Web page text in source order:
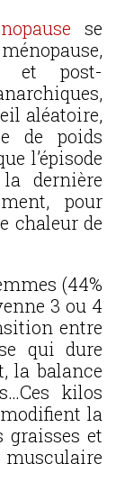
se
et post-
aléatoire,
de poids
l’épisode
dernière
pour
chaleur de
(44%
3 ou 4
entre
qui dure
la balance
kilos
la
graisses et